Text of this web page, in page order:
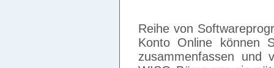
Reihe von
Konto Online können
zusammenfassen und